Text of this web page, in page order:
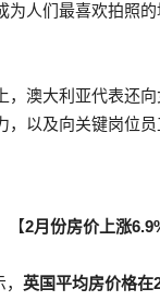
为人们最喜欢拍照
，澳大利亚代表还
，以及向关键岗位员
【2月份房价上涨
英国平均房价格在